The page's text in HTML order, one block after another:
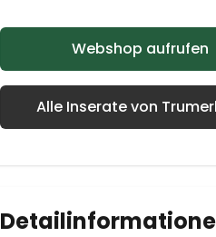
Webshop aufrufen
Alle Inserate von